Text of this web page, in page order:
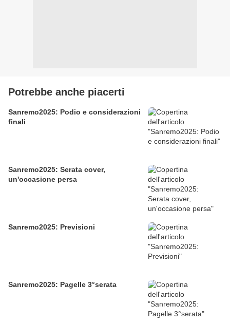
Potrebbe anche piacerti
Sanremo2025: Podio e considerazioni
finali
Sanremo2025: Serata cover,
un'occasione persa
Sanremo2025: Previsioni
Sanremo2025: Pagelle 3°serata